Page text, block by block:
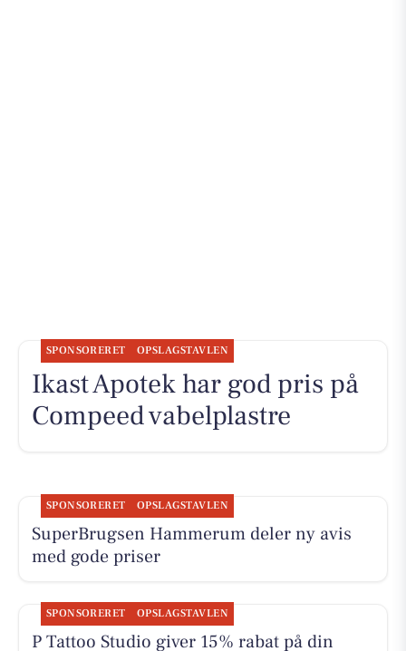
SPONSORERET OPSLAGSTAVLEN
Ikast Apotek har god pris på
Compeed vabelplastre
SPONSORERET OPSLAGSTAVLEN
SuperBrugsen Hammerum deler ny avis
med gode priser
SPONSORERET OPSLAGSTAVLEN
P Tattoo Studio giver 15% rabat på din